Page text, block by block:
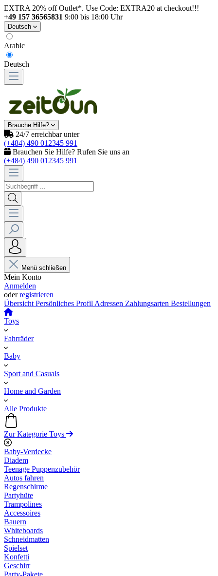
EXTRA 20% off Outlet*. Use Code: EXTRA20 at checkout!!!
+49 157 36565831 9:00 bis 18:00 Uhr
Deutsch
Arabic
Deutsch
Brauche Hilfe?
24/7 erreichbar unter
(+484) 490 012345 991
Brauchen Sie Hilfe? Rufen Sie uns an
(+484) 490 012345 991
Menü schließen
Mein Konto
Anmelden
oderregistrieren
Übersicht Persönliches Profil Adressen Zahlungsarten Bestellungen
Toys
Fahrräder
Baby
Sport and Casuals
Home and Garden
Alle Produkte
Zur Kategorie Toys
Baby-Verdecke
Diadem
Teenage Puppenzubehör
Autos fahren
Regenschirme
Partyhüte
Trampolines
Accessoires
Bauern
Whiteboards
Schneidmatten
Spielset
Konfetti
Geschirr
Party-Pakete